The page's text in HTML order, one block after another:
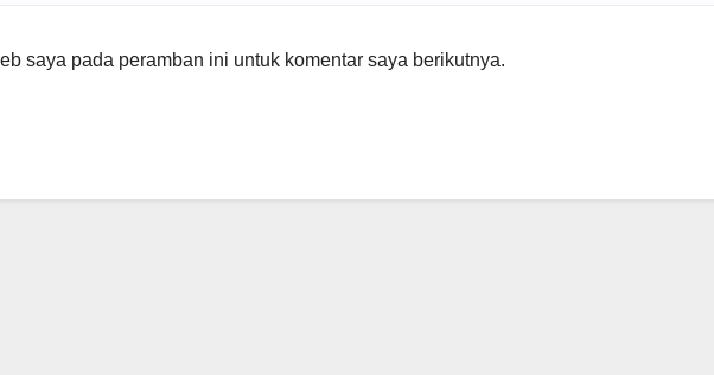
saya pada peramban ini untuk komentar saya berikutnya.